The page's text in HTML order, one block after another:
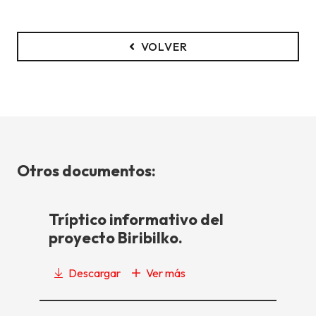
VOLVER
Otros documentos:
Tríptico informativo del
proyecto Biribilko.
Descargar Ver más